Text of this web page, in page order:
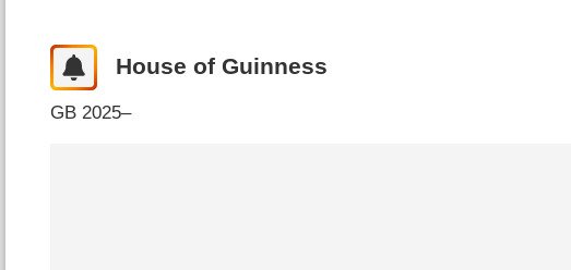
House of Guinness
GB 2025–